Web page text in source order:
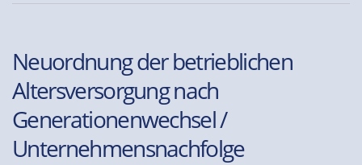
Neuordnung der betrieblichen
Altersversorgung nach
Generationenwechsel /
Unternehmensnachfolge